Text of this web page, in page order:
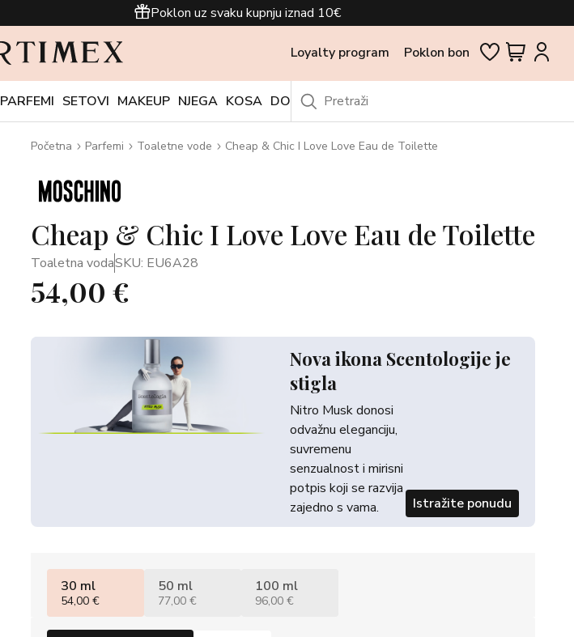
Poklon uz svaku kupnju iznad 10€
Loyalty program Poklon bon
PARFEMI SETOVI MAKEUP NJEGA KOSA DODACI OUTLET
Početna Parfemi Toaletne vode Cheap & Chic I Love Love Eau de Toilette
Cheap & Chic I Love Love Eau de Toilette
Toaletna vodaSKU: EU6A28
54,00 €
Nova ikona Scentologije je
stigla
Nitro Musk donosi
odvažnu eleganciju,
suvremenu
senzualnost i mirisni
potpis koji se razvija
zajedno s vama.
Istražite ponudu
30 ml
54,00 €
50 ml
77,00 €
100 ml
96,00 €